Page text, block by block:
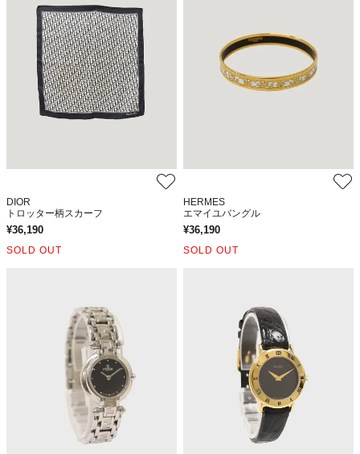
DIOR
トロッター柄スカーフ
¥36,190
SOLD OUT
HERMES
エマイユバングル
¥36,190
SOLD OUT